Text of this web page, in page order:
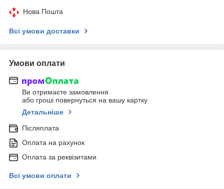
Нова Пошта
Всі умови доставки
Умови оплати
Ви отримаєте замовлення
або гроші повернуться на вашу картку
Детальніше
Післяплата
Оплата на рахунок
Оплата за реквізитами
Всі умови оплати